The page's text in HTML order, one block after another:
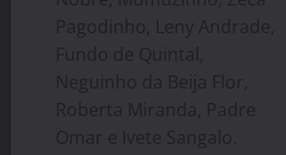
Pagodinho, Leny Andrade,
Fundo de Quintal,
Neguinho da Beija Flor,
Roberta Miranda, Padre
Omar e Ivete Sangalo.